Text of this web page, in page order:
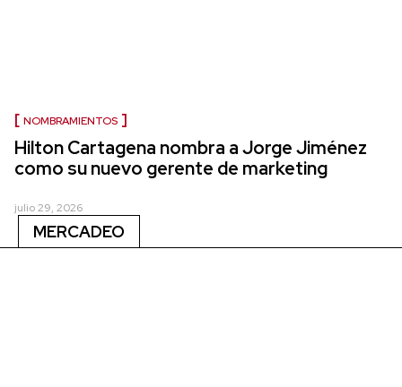
NOMBRAMIENTOS
Hilton Cartagena nombra a Jorge Jiménez
como su nuevo gerente de marketing
julio 29, 2026
MERCADEO